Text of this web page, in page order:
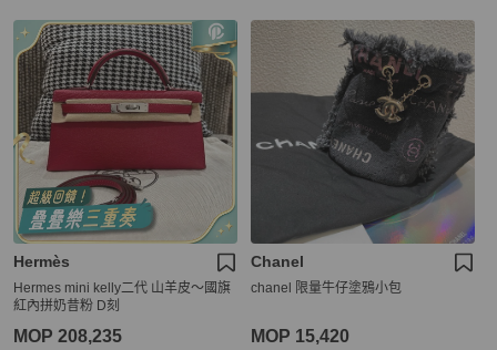
Hermès
Hermes mini kelly二代 山羊皮～國旗
紅內拼奶昔粉 D刻
MOP 208,235
Chanel
chanel 限量牛仔塗鴉小包
MOP 15,420